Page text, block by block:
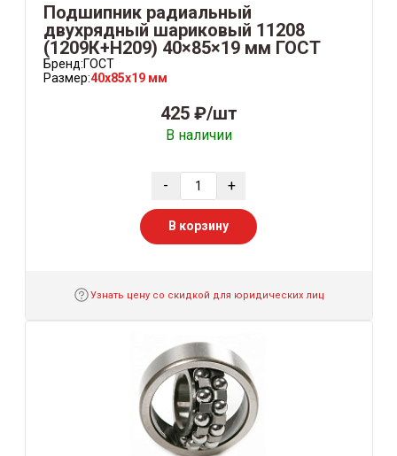
Подшипник радиальный
двухрядный шариковый 11208
(1209К+Н209) 40×85×19 мм ГОСТ
Бренд:ГОСТ
Размер:40x85x19 мм
425 ₽/шт
В наличии
- +
В корзину
Узнать цену со скидкой для юридических лиц